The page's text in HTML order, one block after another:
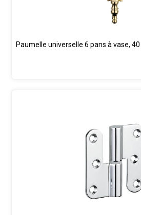
Paumelle universelle 6 pans à vase,